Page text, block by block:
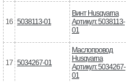
16 5038113-01
Винт Husqvarna
Артикул: 5038113-
01
17 5034267-01
Маслопровод
Husqvarna
Артикул: 5034267-
01